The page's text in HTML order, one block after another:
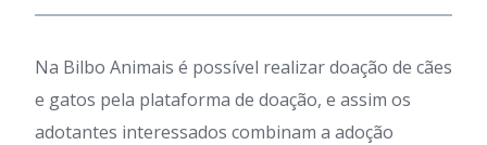
Na Bilbo Animais é possível realizar doação de cães
e gatos pela plataforma de doação, e assim os
adotantes interessados combinam a adoção